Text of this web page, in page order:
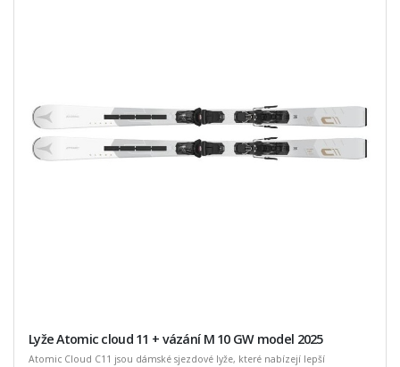
Lyže Atomic cloud 11 + vázání M 10 GW model 2025
Atomic Cloud C11 jsou dámské sjezdové lyže, které nabízejí lepší